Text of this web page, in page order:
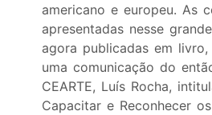
americano e europeu. As
apresentadas nesse
agora publicadas em
uma comunicação do
CEARTE, Luís Rocha,
Capacitar e Reconhecer